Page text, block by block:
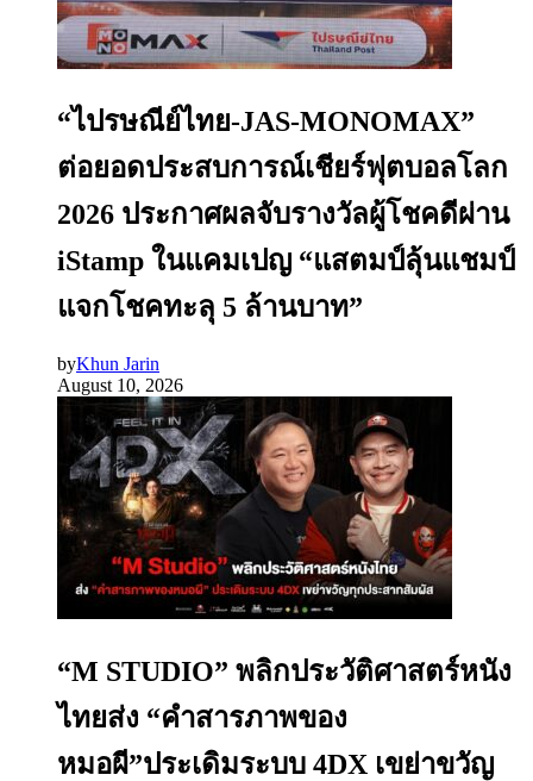
“ไปรษณีย์ไทย-JAS-MONOMAX”
ต่อยอดประสบการณ์เชียร์ฟุตบอลโลก
2026 ประกาศผลจับรางวัลผู้โชคดีผ่าน
iStamp ในแคมเปญ “แสตมป์ลุ้นแชมป์
แจกโชคทะลุ 5 ล้านบาท”
byKhun Jarin
August 10, 2026
“M STUDIO” พลิกประวัติศาสตร์หนัง
ไทยส่ง “คำสารภาพของ
หมอผี”ประเดิมระบบ 4DX เขย่าขวัญ